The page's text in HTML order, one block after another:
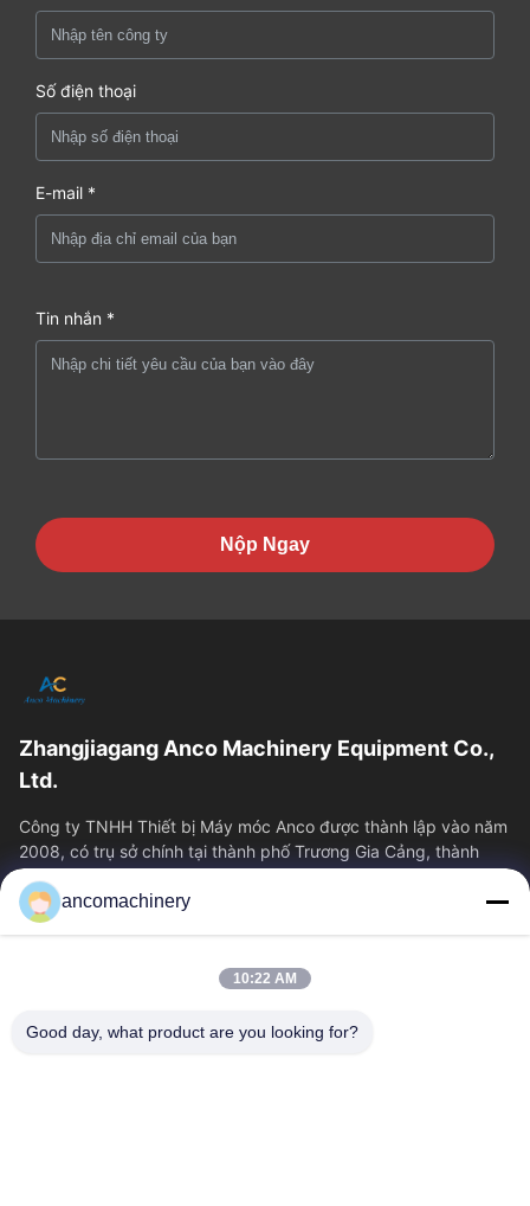
Số điện thoại
E-mail *
Tin nhắn *
Nộp Ngay
Zhangjiagang Anco Machinery Equipment Co.,
Ltd.
Công ty TNHH Thiết bị Máy móc Anco được thành lập vào năm
2008, có trụ sở chính tại thành phố Trương Gia Cảng, thành
phố Tô Châu, tỉnh Giang Tô....
Liên Kết Nhanh
Về Chúng Tôi
Tham Quan Nhà Máy
Kiểm Soát Chất Lượng
ancomachinery
10:22 AM
Good day, what product are you looking for?